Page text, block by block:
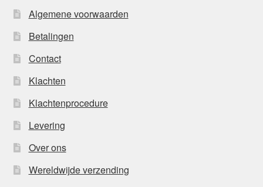
Algemene voorwaarden
Betalingen
Contact
Klachten
Klachtenprocedure
Levering
Over ons
Wereldwijde verzending